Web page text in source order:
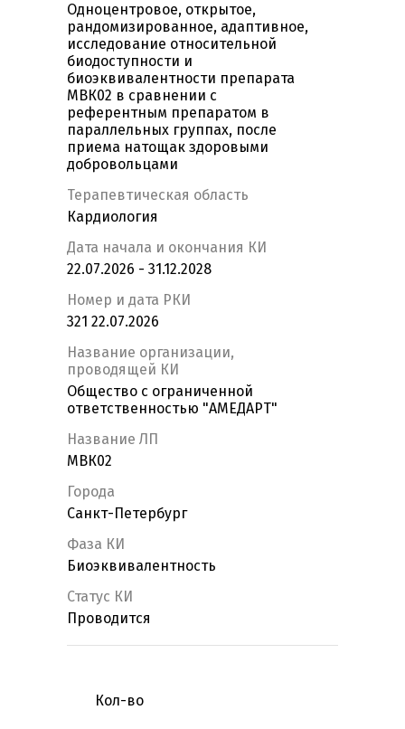
Одноцентровое, открытое,
рандомизированное, адаптивное,
исследование относительной
биодоступности и
биоэквивалентности препарата
МВК02 в сравнении с
референтным препаратом в
параллельных группах, после
приема натощак здоровыми
добровольцами
Терапевтическая область
Кардиология
Дата начала и окончания КИ
22.07.2026 - 31.12.2028
Номер и дата РКИ
321 22.07.2026
Название организации,
проводящей КИ
Общество с ограниченной
ответственностью "АМЕДАРТ"
Название ЛП
МВК02
Города
Санкт-Петербург
Фаза КИ
Биоэквивалентность
Статус КИ
Проводится
Кол-во